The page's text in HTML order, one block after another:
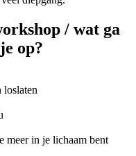
/ wat ga
op?
loslaten
meer in je lichaam bent